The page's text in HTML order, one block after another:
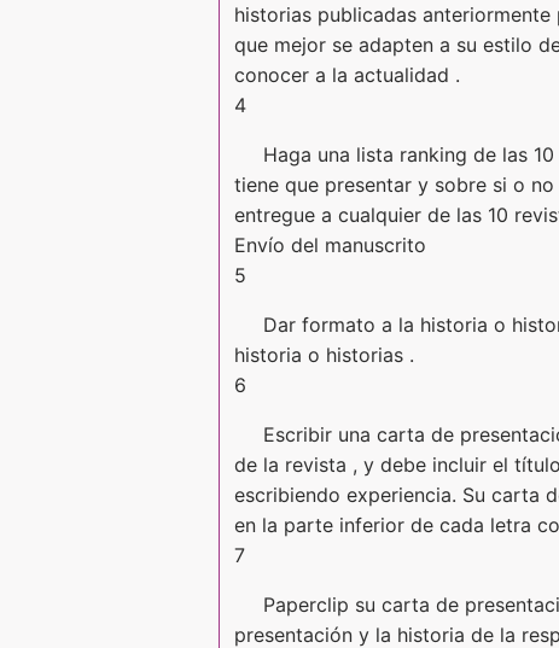
historias publicadas
que mejor se adapten a su estilo
conocer a la actualidad .
4
Haga una lista ranking de las
tiene que presentar y sobre si o
entregue a cualquier de las 10
Envío del manuscrito
5
Dar formato a la historia o
historia o historias .
6
Escribir una carta de
de la revista , y debe incluir el
escribiendo experiencia. Su carta
en la parte inferior de cada letra
7
Paperclip su carta de
presentación y la historia de la